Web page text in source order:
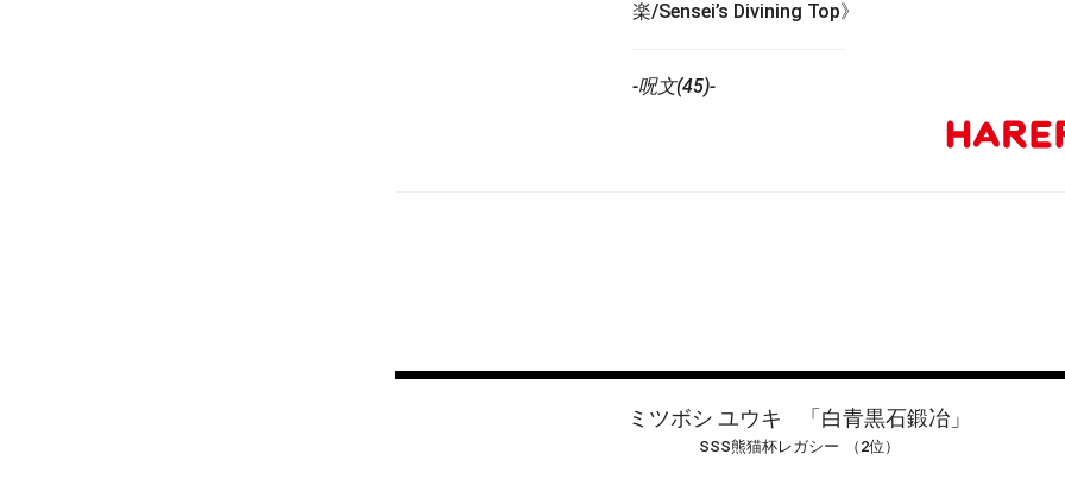
楽/Sensei’s Divining Top》
-呪文(45)-
ミツボシ ユウキ 「白青黒石鍛冶」
SSS熊猫杯レガシー （2位）